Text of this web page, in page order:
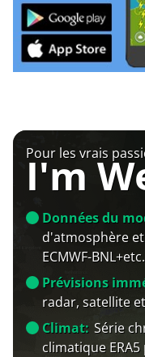
Pour les vrais
I'm
Données du
d'atmosphère et
ECMWF-BNL+etc.
Prévisions
radar, satellite
Climat: Série
climatique